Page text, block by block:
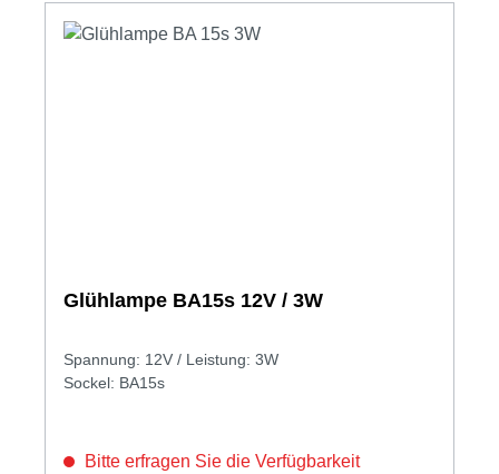
Glühlampe BA15s 12V / 3W
Spannung: 12V / Leistung: 3W
Sockel: BA15s
Bitte erfragen Sie die Verfügbarkeit